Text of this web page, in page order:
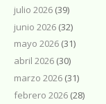
julio 2026 (39)
junio 2026 (32)
mayo 2026 (31)
abril 2026 (30)
marzo 2026 (31)
febrero 2026 (28)